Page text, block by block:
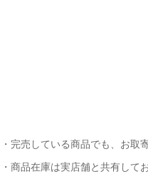
・完売している商品でも、お取
・商品在庫は実店舗と共有して